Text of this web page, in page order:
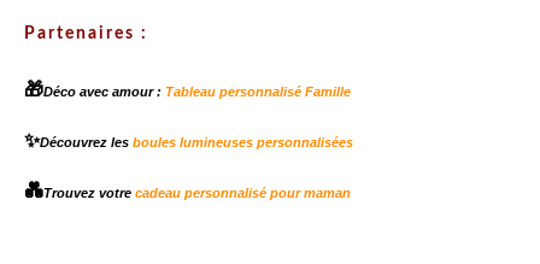
Partenaires :
🎁Déco avec amour : Tableau personnalisé Famille
✨Découvrez les boules lumineuses personnalisées
💑Trouvez votre cadeau personnalisé pour maman